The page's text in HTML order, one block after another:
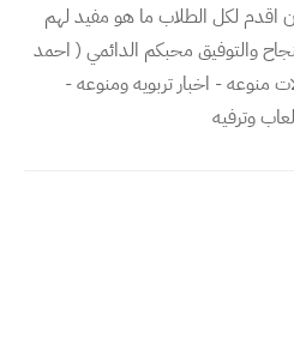
اقدم لكل الطلاب ما هو مفيد لهم
والتوفيق محبكم الدائمي ( احمد
منوعه - اخبار تربويه ومنوعه -
وترفيه